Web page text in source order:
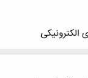
الکترونیکی